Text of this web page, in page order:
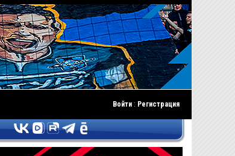
Войти : Регистрация